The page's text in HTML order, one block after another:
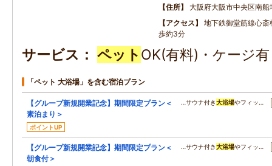
住所
大阪府大阪市中央区南
アクセス
地下鉄御堂筋線心
歩約3分
サービス ペット OK(有料)・ケージ
「ペット 大浴場」を含む宿泊プラン
【グループ新規開業記念】期間限定プラン＜
素泊まり＞
ポイントUP
…サウナ付き大浴場やフィッ…
【グループ新規開業記念】期間限定プラン＜
朝食付＞
…サウナ付き大浴場やフィッ…